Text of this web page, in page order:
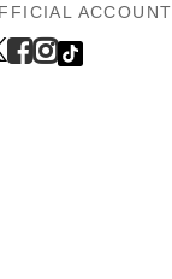
ACCOUNT